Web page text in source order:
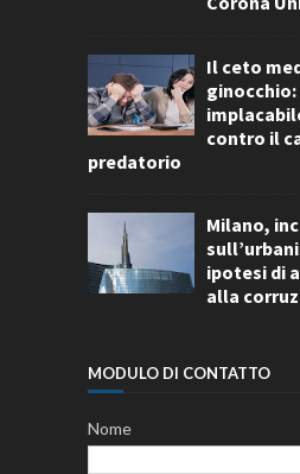
Il ceto
ginocchio:
contro il
predatorio
Milano,
ipotesi di
alla
MODULO DI CONTATTO
Nome